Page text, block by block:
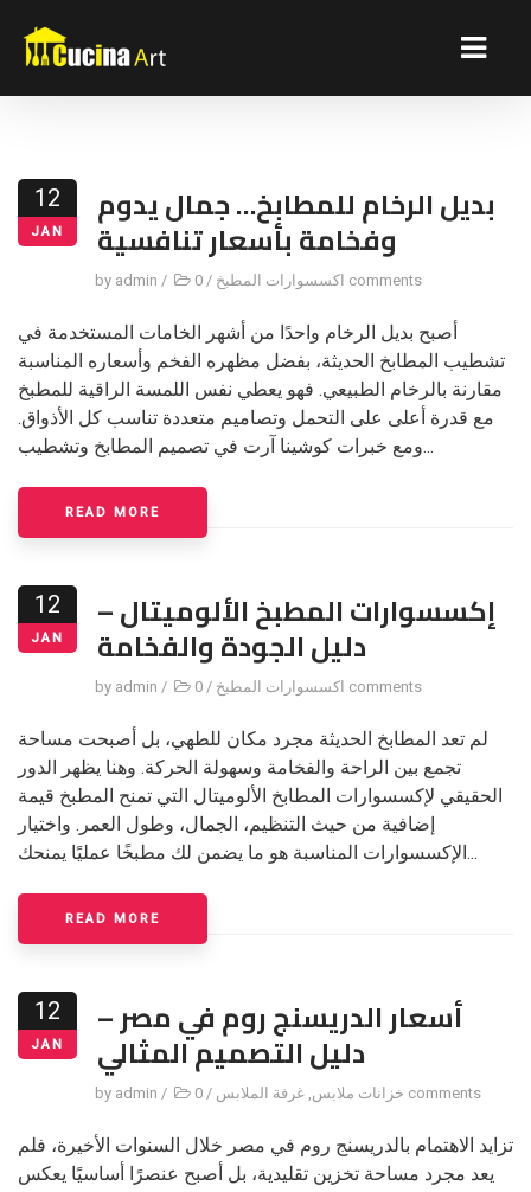
12
JAN
بديل الرخام للمطابخ… جمال يدوم
وفخامة بأسعار تنافسية
by admin / اكسسوارات المطبخ / 0 comments
أصبح بديل الرخام واحدًا من أشهر الخامات المستخدمة في
تشطيب المطابخ الحديثة، بفضل مظهره الفخم وأسعاره المناسبة
مقارنة بالرخام الطبيعي. فهو يعطي نفس اللمسة الراقية للمطبخ
مع قدرة أعلى على التحمل وتصاميم متعددة تناسب كل الأذواق.
ومع خبرات كوشينا آرت في تصميم المطابخ وتشطيب...
READ MORE
12
JAN
إكسسوارات المطبخ الألوميتال –
دليل الجودة والفخامة
by admin / اكسسوارات المطبخ / 0 comments
لم تعد المطابخ الحديثة مجرد مكان للطهي، بل أصبحت مساحة
تجمع بين الراحة والفخامة وسهولة الحركة. وهنا يظهر الدور
الحقيقي لإكسسوارات المطابخ الألوميتال التي تمنح المطبخ قيمة
إضافية من حيث التنظيم، الجمال، وطول العمر. واختيار
الإكسسوارات المناسبة هو ما يضمن لك مطبخًا عمليًا يمنحك...
READ MORE
12
JAN
أسعار الدريسنج روم في مصر –
دليل التصميم المثالي
by admin / خزانات ملابس, غرفة الملابس / 0 comments
تزايد الاهتمام بالدريسنج روم في مصر خلال السنوات الأخيرة، فلم
يعد مجرد مساحة تخزين تقليدية، بل أصبح عنصرًا أساسيًا يعكس